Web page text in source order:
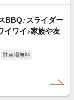
BBQ♪スライダー
イワイ♪家族や友
駐車場無料